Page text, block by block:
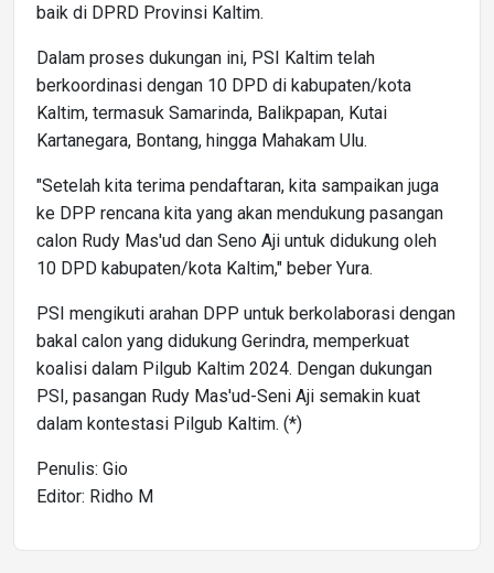
baik di DPRD Provinsi Kaltim.
Dalam proses dukungan ini, PSI Kaltim telah
berkoordinasi dengan 10 DPD di kabupaten/kota
Kaltim, termasuk Samarinda, Balikpapan, Kutai
Kartanegara, Bontang, hingga Mahakam Ulu.
"Setelah kita terima pendaftaran, kita sampaikan juga
ke DPP rencana kita yang akan mendukung pasangan
calon Rudy Mas'ud dan Seno Aji untuk didukung oleh
10 DPD kabupaten/kota Kaltim," beber Yura.
PSI mengikuti arahan DPP untuk berkolaborasi dengan
bakal calon yang didukung Gerindra, memperkuat
koalisi dalam Pilgub Kaltim 2024. Dengan dukungan
PSI, pasangan Rudy Mas'ud-Seni Aji semakin kuat
dalam kontestasi Pilgub Kaltim. (*)
Penulis: Gio
Editor: Ridho M